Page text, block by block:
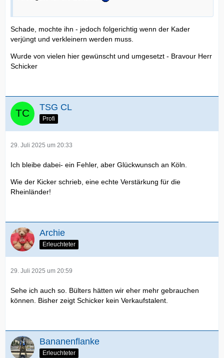
Schade, mochte ihn - jedoch folgerichtig wenn der Kader
verjüngt und verkleinern werden muss.
Wurde von vielen hier gewünscht und umgesetzt - Bravour Herr
Schicker
TSG CL
Profi
29. Juli 2025 um 20:33
Ich bleibe dabei- ein Fehler, aber Glückwunsch an Köln.
Wie der Kicker schrieb, eine echte Verstärkung für die
Rheinländer!
Archie
Erleuchteter
29. Juli 2025 um 20:59
Sehe ich auch so. Bülters hätten wir eher mehr gebrauchen
können. Bisher zeigt Schicker kein Verkaufstalent.
Bananenflanke
Erleuchteter